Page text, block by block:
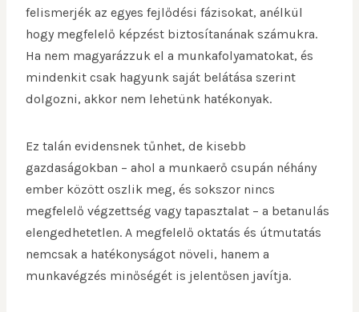
felismerjék az egyes fejlődési fázisokat, anélkül
hogy megfelelő képzést biztosítanának számukra.
Ha nem magyarázzuk el a munkafolyamatokat, és
mindenkit csak hagyunk saját belátása szerint
dolgozni, akkor nem lehetünk hatékonyak.
Ez talán evidensnek tűnhet, de kisebb
gazdaságokban – ahol a munkaerő csupán néhány
ember között oszlik meg, és sokszor nincs
megfelelő végzettség vagy tapasztalat – a betanulás
elengedhetetlen. A megfelelő oktatás és útmutatás
nemcsak a hatékonyságot növeli, hanem a
munkavégzés minőségét is jelentősen javítja.